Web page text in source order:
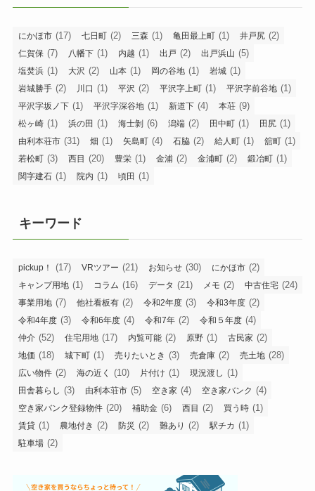
にかほ市 (17) 七日町 (2) 三森 (1) 亀田最上町 (1) 井戸尻 (2)
仁賀保 (7) 八幡下 (1) 内越 (1) 出戸 (2) 出戸浜山 (5)
塩焚浜 (1) 大沢 (2) 山本 (1) 岡の谷地 (1) 岩城 (1)
岩城勝手 (2) 川口 (1) 平沢 (2) 平沢字上町 (1) 平沢字前谷地 (1)
平沢字坂ノ下 (1) 平沢字深谷地 (1) 新道下 (4) 本荘 (9)
松ヶ崎 (1) 浜の田 (1) 海士剝 (6) 潟端 (2) 田中町 (1) 田尻 (1)
由利本荘市 (31) 畑 (1) 矢島町 (4) 石脇 (2) 給人町 (1) 舘町 (1)
若松町 (3) 西目 (20) 豊栄 (1) 金浦 (2) 金浦町 (2) 鍛冶町 (1)
関字建石 (1) 院内 (1) 頃田 (1)
キーワード
pickup！ (17) VRツアー (21) お知らせ (30) にかほ市 (2)
キャンプ用地 (1) コラム (16) データ (21) メモ (2) 中古住宅 (24)
事業用地 (7) 他社看板有 (2) 令和2年度 (3) 令和3年度 (2)
令和4年度 (3) 令和6年度 (4) 令和7年 (2) 令和５年度 (4)
仲介 (52) 住宅用地 (17) 内覧可能 (2) 原野 (1) 古民家 (2)
地価 (18) 城下町 (1) 売りたいとき (3) 売倉庫 (2) 売土地 (28)
広い物件 (2) 海の近く (10) 片付け (1) 現況渡し (1)
田舎暮らし (3) 由利本荘市 (5) 空き家 (4) 空き家バンク (4)
空き家バンク登録物件 (20) 補助金 (6) 西目 (2) 買う時 (1)
賃貸 (1) 農地付き (2) 防災 (2) 難あり (2) 駅チカ (1)
駐車場 (2)